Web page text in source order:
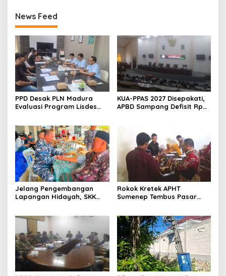
News Feed
PPD Desak PLN Madura
Evaluasi Program Lisdes
KUA-PPAS 2027 Disepakati,
APBD Sampang Defisit Rp
Jelang Pengembangan
Lapangan Hidayah, SKK
Nelayan Sampang
Rokok Kretek APHT
Sumenep Tembus Pasar